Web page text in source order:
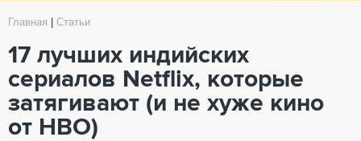
Главная Статьи
17 лучших индийских
сериалов Netflix, которые
затягивают (и не хуже кино
от HBO)